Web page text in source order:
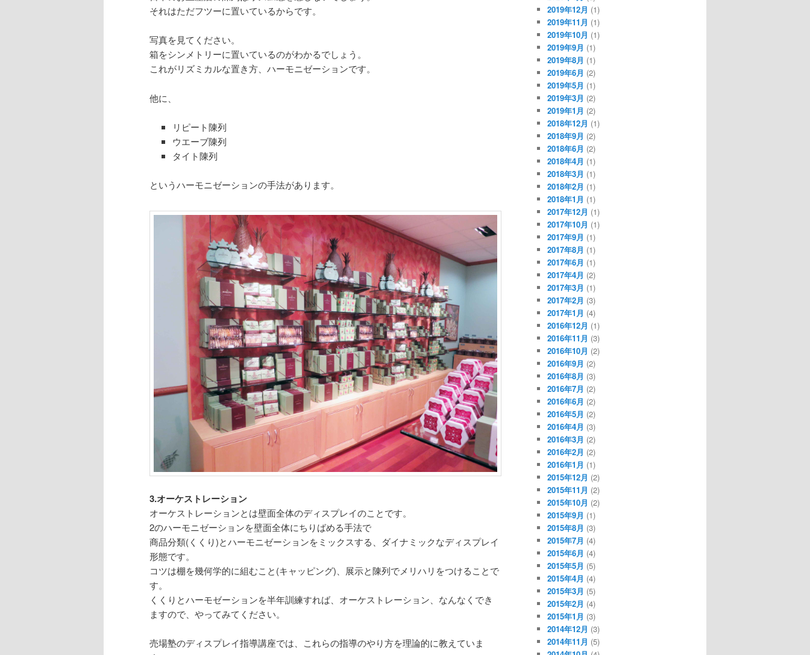
それはただフツーに置いているからです。
写真を見てください。
箱をシンメトリーに置いているのがわかるでしょう。
これがリズミカルな置き方、ハーモニゼーションです。
他に、
リピート陳列
ウエーブ陳列
タイト陳列
というハーモニゼーションの手法があります。
3.オーケストレーション
オーケストレーションとは壁面全体のディスプレイのことです。
2のハーモニゼーションを壁面全体にちりばめる手法で
商品分類(くくり)とハーモニゼーションをミックスする、ダイナミックなディスプレイ
形態です。
コツは棚を幾何学的に組むこと(キャッピング)、展示と陳列でメリハリをつけることで
す。
くくりとハーモゼーションを半年訓練すれば、オーケストレーション、なんなくでき
ますので、やってみてください。
売場塾のディスプレイ指導講座では、これらの指導のやり方を理論的に教えていま
2019年12月 (1)
2019年11月 (1)
2019年10月 (1)
2019年9月 (1)
2019年8月 (1)
2019年6月 (2)
2019年5月 (1)
2019年3月 (2)
2019年1月 (2)
2018年12月 (1)
2018年9月 (2)
2018年6月 (2)
2018年4月 (1)
2018年3月 (1)
2018年2月 (1)
2018年1月 (1)
2017年12月 (1)
2017年10月 (1)
2017年9月 (1)
2017年8月 (1)
2017年6月 (1)
2017年4月 (2)
2017年3月 (1)
2017年2月 (3)
2017年1月 (4)
2016年12月 (1)
2016年11月 (3)
2016年10月 (2)
2016年9月 (2)
2016年8月 (3)
2016年7月 (2)
2016年6月 (2)
2016年5月 (2)
2016年4月 (3)
2016年3月 (2)
2016年2月 (2)
2016年1月 (1)
2015年12月 (2)
2015年11月 (2)
2015年10月 (2)
2015年9月 (1)
2015年8月 (3)
2015年7月 (4)
2015年6月 (4)
2015年5月 (5)
2015年4月 (4)
2015年3月 (5)
2015年2月 (4)
2015年1月 (3)
2014年12月 (3)
2014年11月 (5)